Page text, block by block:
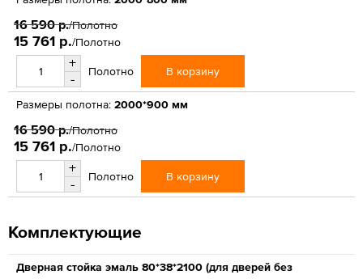
16 590 р./Полотно
15 761 р./Полотно
+
-
Полотно В корзину
Размеры полотна: 2000*900 мм
16 590 р./Полотно
15 761 р./Полотно
+
-
Полотно В корзину
Комплектующие
Дверная стойка эмаль 80*38*2100 (для дверей без